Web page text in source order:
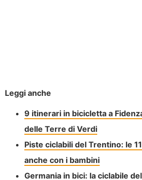
Leggi anche
9 itinerari in bicicletta a
delle Terre di Verdi
Piste ciclabili del Trentino: le
anche con i bambini
Germania in bici: la ciclabile